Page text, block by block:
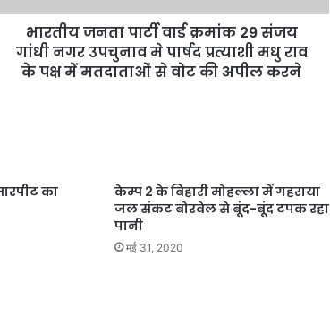
भारतीय जनता पार्टी वार्ड क्रमांक 29 संजय
गांधी नगर उपचुनाव मे पार्षद प्रत्याशी मधु राव
के पक्ष में मतदाताओं से वोट की अपील करने
का
केम्प 2 के बिहारी मोहल्ला में गहराया
जल संकट बोरवेल से बूंद-बूंद टपक रहा
पानी
मई 31, 2020